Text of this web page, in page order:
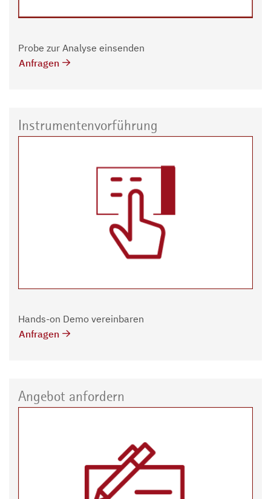
Probe zur Analyse einsenden
Anfragen
Instrumentenvorführung
Hands-on Demo vereinbaren
Anfragen
Angebot anfordern